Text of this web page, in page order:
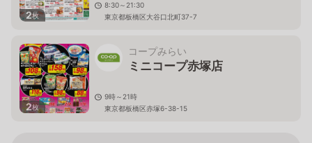
2枚
8:30～21:30
東京都板橋区大谷口北町37-7
2枚
コープみらい
ミニコープ赤塚店
9時～21時
東京都板橋区赤塚6-38-15